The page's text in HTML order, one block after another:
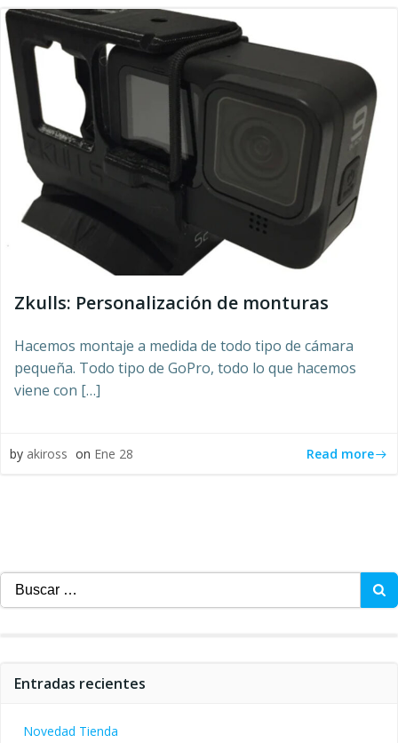
Zkulls: Personalización de monturas
Hacemos montaje a medida de todo tipo de cámara
pequeña. Todo tipo de GoPro, todo lo que hacemos
viene con […]
by akiross on Ene 28 Read more
Buscar:
Entradas recientes
Novedad Tienda